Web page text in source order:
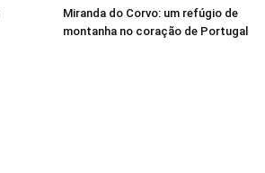
Miranda do Corvo: um refúgio de
montanha no coração de Portugal